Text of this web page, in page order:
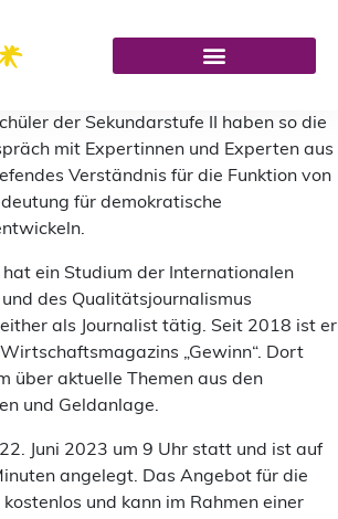
der Sekundarstufe II haben so die
mit Expertinnen und Experten aus
Verständnis für die Funktion von
für demokratische
ein Studium der Internationalen
des Qualitätsjournalismus
als Journalist tätig. Seit 2018 ist er
„Gewinn“. Dort
über aktuelle Themen aus den
und Geldanlage.
Juni 2023 um 9 Uhr statt und ist auf
angelegt. Das Angebot für die
und kann im Rahmen einer